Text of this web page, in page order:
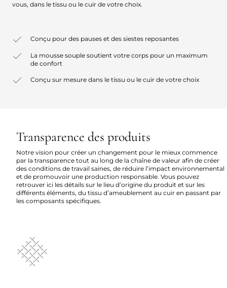
vous, dans le tissu ou le cuir de votre choix.
Conçu pour des pauses et des siestes reposantes
La mousse souple soutient votre corps pour un maximum
de confort
Conçu sur mesure dans le tissu ou le cuir de votre choix
Transparence des produits
Notre vision pour créer un changement pour le mieux commence
par la transparence tout au long de la chaîne de valeur afin de créer
des conditions de travail saines, de réduire l’impact environnemental
et de promouvoir une production responsable. Vous pouvez
retrouver ici les détails sur le lieu d’origine du produit et sur les
différents éléments, du tissu d’ameublement au cuir en passant par
les composants spécifiques.